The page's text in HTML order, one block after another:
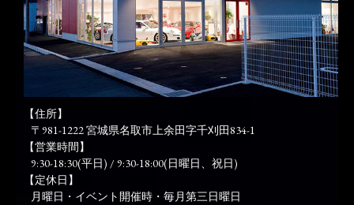
【住所】
〒981-1222 宮城県名取市上余田字千刈田834-1
【営業時間】
9:30-18:30(平日) / 9:30-18:00(日曜日、祝日)
【定休日】
月曜日・イベント開催時・毎月第三日曜日